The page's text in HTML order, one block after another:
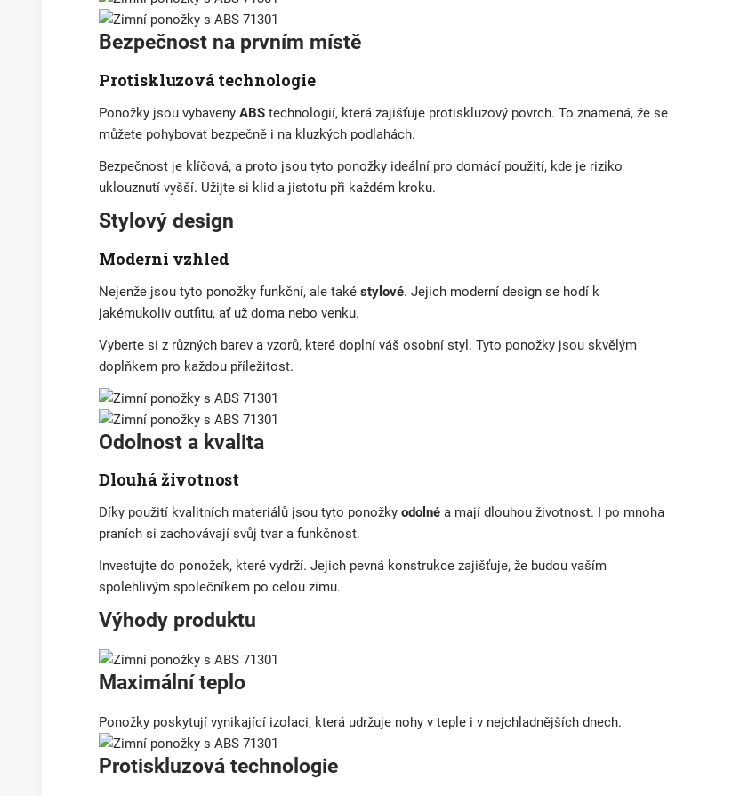
Bezpečnost na prvním místě
Protiskluzová technologie
Ponožky jsou vybaveny ABS technologií, která zajišťuje protiskluzový povrch. To znamená, že se
můžete pohybovat bezpečně i na kluzkých podlahách.
Bezpečnost je klíčová, a proto jsou tyto ponožky ideální pro domácí použití, kde je riziko
uklouznutí vyšší. Užijte si klid a jistotu při každém kroku.
Stylový design
Moderní vzhled
Nejenže jsou tyto ponožky funkční, ale také stylové. Jejich moderní design se hodí k
jakémukoliv outfitu, ať už doma nebo venku.
Vyberte si z různých barev a vzorů, které doplní váš osobní styl. Tyto ponožky jsou skvělým
doplňkem pro každou příležitost.
Odolnost a kvalita
Dlouhá životnost
Díky použití kvalitních materiálů jsou tyto ponožky odolné a mají dlouhou životnost. I po mnoha
praních si zachovávají svůj tvar a funkčnost.
Investujte do ponožek, které vydrží. Jejich pevná konstrukce zajišťuje, že budou vaším
spolehlivým společníkem po celou zimu.
Výhody produktu
Maximální teplo
Ponožky poskytují vynikající izolaci, která udržuje nohy v teple i v nejchladnějších dnech.
Protiskluzová technologie